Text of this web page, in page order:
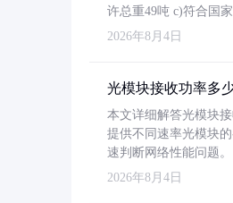
许总重49吨 c)符合国
2026年8月4日
光模块接收功率多
本文详细解答光模块
提供不同速率光模块
速判断网络性能问题。
2026年8月4日